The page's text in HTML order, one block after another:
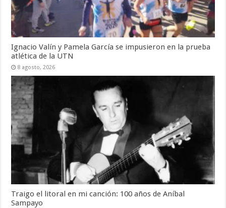
Ignacio Valín y Pamela García se impusieron en la prueba
atlética de la UTN
8 agosto, 2026
Traigo el litoral en mi canción: 100 años de Aníbal
Sampayo